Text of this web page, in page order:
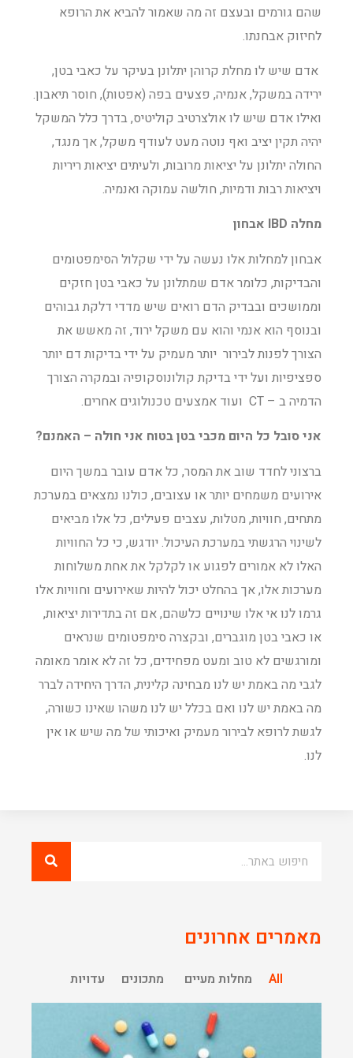
שהם גורמים ובעצם זה מה שאמור להביא את הרופא
לחיזוק אבחנתו.
אדם שיש לו מחלת קרוהן יתלונן בעיקר על כאבי בטן,
ירידה במשקל, אנמיה, פצעים בפה (אפטות), חוסר תיאבון.
ואילו אדם שיש לו אולצרטיב קוליטיס, בדרך כלל המשקל
יהיה תקין יציב ואף נוטה מעט לעודף משקל, אך מנגד,
החולה יתלונן על יציאות מרובות, ולעיתים יציאות ריריות
ויציאות רבות ודמיות, חולשה עמוקה ואנמיה.
מחלה IBD אבחון
אבחון למחלות אלו נעשה על ידי שקלול הסימפטומים
והבדיקות, כלומר אדם שמתלונן על כאבי בטן חזקים
וממושכים ובבדיק הדם רואים שיש מדדי דלקת גבוהים
ובנוסף הוא אנמי והוא עם משקל ירוד, זה מאשש את
הצורך לפנות לבירור יותר מעמיק על ידי בדיקות דם יותר
ספציפיות ועל ידי בדיקת קולונוסקופיה ובמקרה הצורך
הדמיה ב – CT ועוד אמצעים טכנולוגים אחרים.
אני סובל כל היום מכבי בטן בטוח אני חולה – האמנם?
ברצוני לחדד שוב את המסר, כל אדם עובר במשך היום
אירועים משמחים יותר או עצובים, כולנו נמצאים במערכת
מתחים, חוויות, מטלות, עצבים פעילים, כל אלו מביאים
לשינוי הרגשתי במערכת העיכול. יודגש, כי כל החוויות
האלו לא אמורים לפגוע או לקלקל את אחת משלוחות
מערכות אלו, אך בהחלט יכול להיות שאירועים וחוויות אלו
גרמו לנו אי אלו שינויים כלשהם, אם זה בתדירות יציאות,
או כאבי בטן מוגברים, ובקצרה סימפטומים שנראים
ומורגשים לא טוב ומעט מפחידים, כל זה לא אומר מאומה
לגבי מה באמת יש לנו מבחינה קלינית, הדרך היחידה לברר
מה באמת יש לנו ואם בכלל יש לנו משהו שאינו כשורה,
לגשת לרופא לבירור מעמיק ואיכותי של מה שיש או אין
לנו.
מאמרים אחרונים
All מחלות מעיים מתכונים עדויות